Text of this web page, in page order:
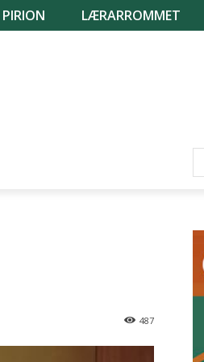
PIRION LÆRARROMMET
487